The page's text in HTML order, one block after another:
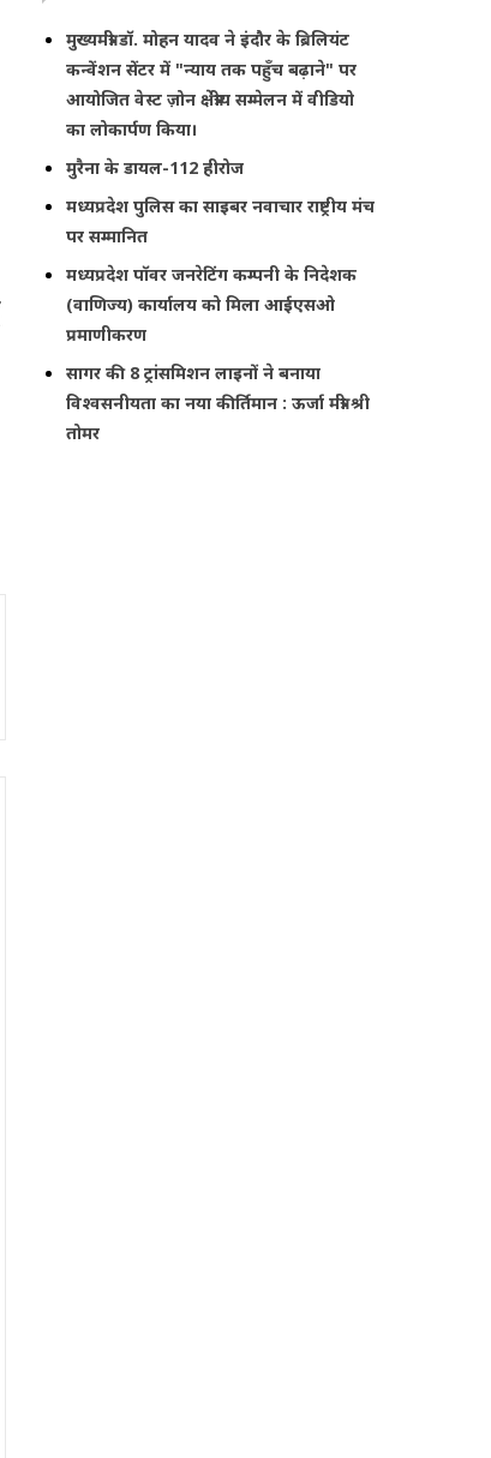
मुख्यमंत्री डॉ. मोहन यादव ने इंदौर के ब्रिलियंट
कन्वेंशन सेंटर में "न्याय तक पहुँच बढ़ाने" पर
आयोजित वेस्ट ज़ोन क्षेत्रीय सम्मेलन में वीडियो
का लोकार्पण किया।
मुरैना के डायल-112 हीरोज
मध्यप्रदेश पुलिस का साइबर नवाचार राष्ट्रीय मंच
पर सम्मानित
मध्यप्रदेश पॉवर जनरेटिंग कम्पनी के निदेशक
(वाणिज्य) कार्यालय को मिला आईएसओ
प्रमाणीकरण
सागर की 8 ट्रांसमिशन लाइनों ने बनाया
विश्वसनीयता का नया कीर्तिमान : ऊर्जा मंत्री श्री
तोमर